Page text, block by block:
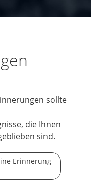
sollte
die Ihnen
sind.
Erinnerung